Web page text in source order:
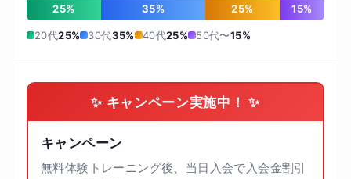
25% 35% 25% 15%
20代25% 30代35% 40代25% 50代〜15%
✨ キャンペーン実施中！ ✨
キャンペーン
無料体験トレーニング後、当日入会で入会金割引